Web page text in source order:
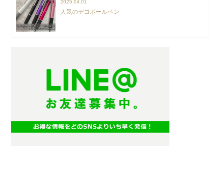
2025.04.01
人気のデコボールペン